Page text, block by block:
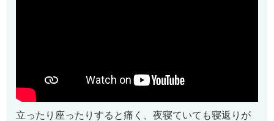
立ったり座ったりすると痛く、夜寝ていても寝返りが